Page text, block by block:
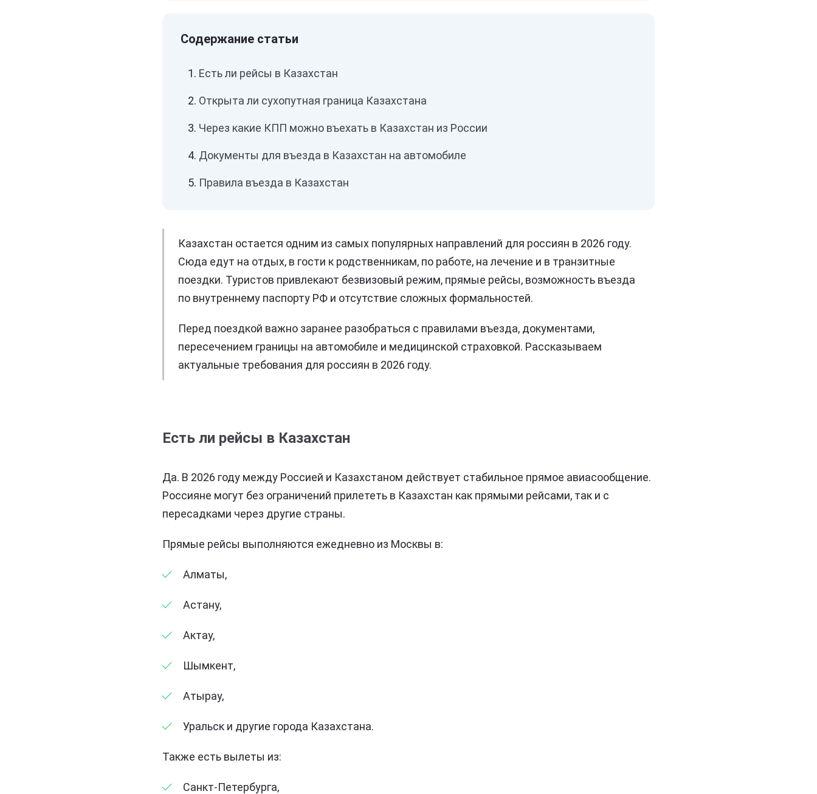
Есть ли рейсы в Казахстан
Открыта ли сухопутная граница Казахстана
Через какие КПП можно въехать в Казахстан из России
Документы для въезда в Казахстан на автомобиле
Правила въезда в Казахстан
Казахстан остается одним из самых популярных направлений для россиян в 2026 году.
Сюда едут на отдых, в гости к родственникам, по работе, на лечение и в транзитные
поездки. Туристов привлекают безвизовый режим, прямые рейсы, возможность въезда
по внутреннему паспорту РФ и отсутствие сложных формальностей.
Перед поездкой важно заранее разобраться с правилами въезда, документами,
пересечением границы на автомобиле и медицинской страховкой. Рассказываем
актуальные требования для россиян в 2026 году.
Есть ли рейсы в Казахстан
Да. В 2026 году между Россией и Казахстаном действует стабильное прямое авиасообщение.
Россияне могут без ограничений прилететь в Казахстан как прямыми рейсами, так и с
пересадками через другие страны.
Прямые рейсы выполняются ежедневно из Москвы в:
Алматы,
Астану,
Актау,
Шымкент,
Атырау,
Уральск и другие города Казахстана.
Также есть вылеты из:
Санкт-Петербурга,